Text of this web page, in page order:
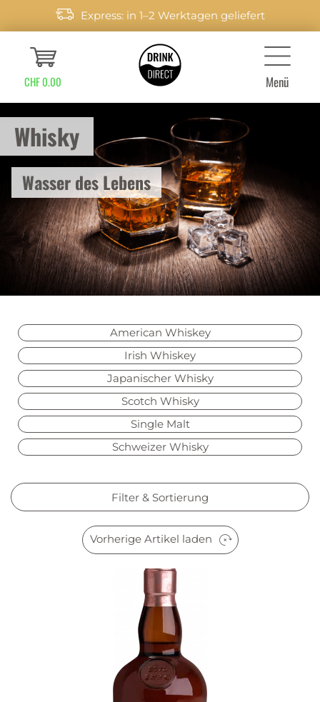
Express: in 1–2 Werktagen geliefert
CHF 0.00 Menü
Whisky
Wasser des Lebens
American Whiskey
Irish Whiskey
Japanischer Whisky
Scotch Whisky
Single Malt
Schweizer Whisky
Filter & Sortierung
Vorherige Artikel laden